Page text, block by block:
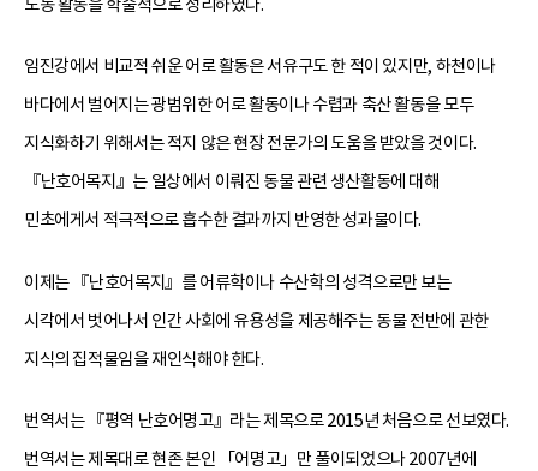
노동 활동을 학술적으로 정리하였다.
임진강에서 비교적 쉬운 어로 활동은 서유구도 한 적이 있지만, 하천이나
바다에서 벌어지는 광범위한 어로 활동이나 수렵과 축산 활동을 모두
지식화하기 위해서는 적지 않은 현장 전문가의 도움을 받았을 것이다.
『난호어목지』는 일상에서 이뤄진 동물 관련 생산활동에 대해
민초에게서 적극적으로 흡수한 결과까지 반영한 성과물이다.
이제는 『난호어목지』를 어류학이나 수산학의 성격으로만 보는
시각에서 벗어나서 인간 사회에 유용성을 제공해주는 동물 전반에 관한
지식의 집적물임을 재인식해야 한다.
번역서는 『평역 난호어명고』라는 제목으로 2015년 처음으로 선보였다.
번역서는 제목대로 현존 본인 「어명고」만 풀이되었으나 2007년에